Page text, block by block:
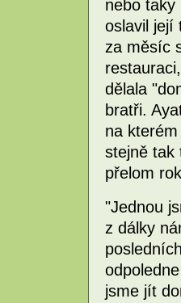
nebo
oslavil její
za měsíc
dělala
bratři.
na
stejně tak
přelom
"Jednou
z dálky
jsme jít